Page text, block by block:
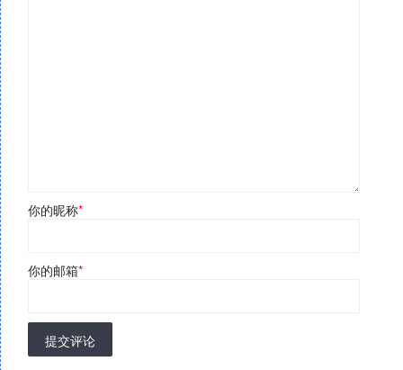
你的昵称*
你的邮箱*
提交评论